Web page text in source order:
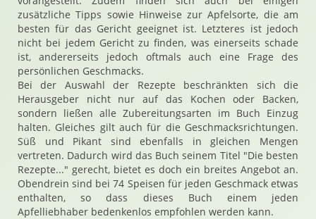
zusätzliche Tipps sowie Hinweise zur Apfelsorte, die am
besten für das Gericht geeignet ist. Letzteres ist jedoch
nicht bei jedem Gericht zu finden, was einerseits schade
ist, andererseits jedoch oftmals auch eine Frage des
persönlichen Geschmacks.
Bei der Auswahl der Rezepte beschränkten sich die
Herausgeber nicht nur auf das Kochen oder Backen,
sondern ließen alle Zubereitungsarten im Buch Einzug
halten. Gleiches gilt auch für die Geschmacksrichtungen.
Süß und Pikant sind ebenfalls in gleichen Mengen
vertreten. Dadurch wird das Buch seinem Titel "Die besten
Rezepte..." gerecht, bietet es doch ein breites Angebot an.
Obendrein sind bei 74 Speisen für jeden Geschmack etwas
enthalten, so dass dieses Buch einem jeden
Apfelliebhaber bedenkenlos empfohlen werden kann.